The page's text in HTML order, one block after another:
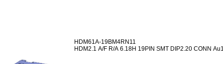
HDM61A-19BM4RN11
HDM2.1 A/F R/A 6.18H 19PIN SMT DIP2.20 CONN